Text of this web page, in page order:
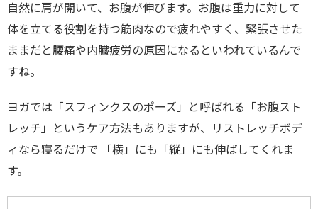
自然に肩が開いて、お腹が伸びます。お腹は重力に対して
体を立てる役割を持つ筋肉なので疲れやすく、緊張させた
ままだと腰痛や内臓疲労の原因になるといわれているんで
すね。
ヨガでは「スフィンクスのポーズ」と呼ばれる「お腹スト
レッチ」というケア方法もありますが、リストレッチボデ
ィなら寝るだけで 「横」にも「縦」にも伸ばしてくれま
す。